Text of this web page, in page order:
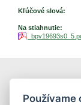
Kľúčové slová:
Na stiahnutie:
Používame